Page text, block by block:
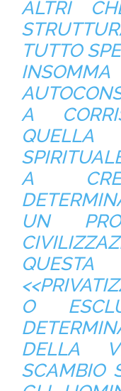
ALTRI
TUTTO
A
QUELLA
A
UN
QUESTA
O
DELLA
SCAMBIO